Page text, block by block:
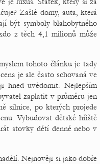
Zašlé domy, auta, která
být symboly blahobytného
z těch 4,1 milionů může
tohoto článku je tady
je ale často schovaná ve
hned uvědomit. Nejlepším
zaplatit v průměru jen
silnice, po kterých projede
Vybudovat dětské hřiště
stovky dětí denně nebo v
Nejnověji si jako dobře